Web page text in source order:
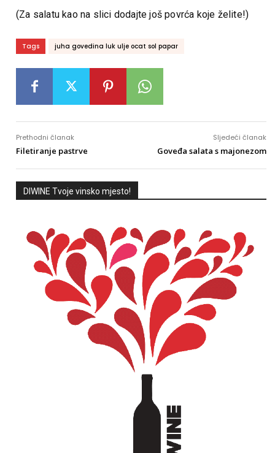
(Za salatu kao na slici dodajte još povrća koje želite!)
Tags juha govedina luk ulje ocat sol papar
Prethodni članak
Filetiranje pastrve
Sljedeći članak
Goveđa salata s majonezom
DIWINE Tvoje vinsko mjesto!